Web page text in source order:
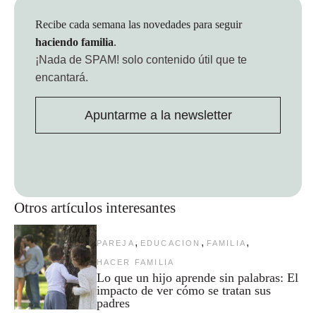
Otros artículos interesantes
PAREJA , EDUCACION , FAMILIA ,
HACER FAMILIA
Lo que un hijo aprende sin palabras: El
impacto de ver cómo se tratan sus
padres
Recibe cada semana las novedades para seguir
haciendo familia.
¡Nada de SPAM! solo contenido útil que te
encantará.
Apuntarme a la newsletter